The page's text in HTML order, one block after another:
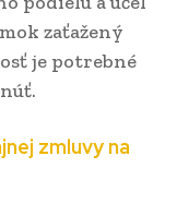
zaťažený
je potrebné
zmluvy na